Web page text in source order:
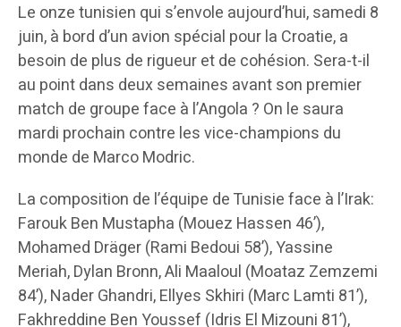
Le onze tunisien qui s’envole aujourd’hui, samedi 8
juin, à bord d’un avion spécial pour la Croatie, a
besoin de plus de rigueur et de cohésion. Sera-t-il
au point dans deux semaines avant son premier
match de groupe face à l’Angola ? On le saura
mardi prochain contre les vice-champions du
monde de Marco Modric.
La composition de l’équipe de Tunisie face à l’Irak:
Farouk Ben Mustapha (Mouez Hassen 46’),
Mohamed Dräger (Rami Bedoui 58’), Yassine
Meriah, Dylan Bronn, Ali Maaloul (Moataz Zemzemi
84’), Nader Ghandri, Ellyes Skhiri (Marc Lamti 81’),
Fakhreddine Ben Youssef (Idris El Mizouni 81’),